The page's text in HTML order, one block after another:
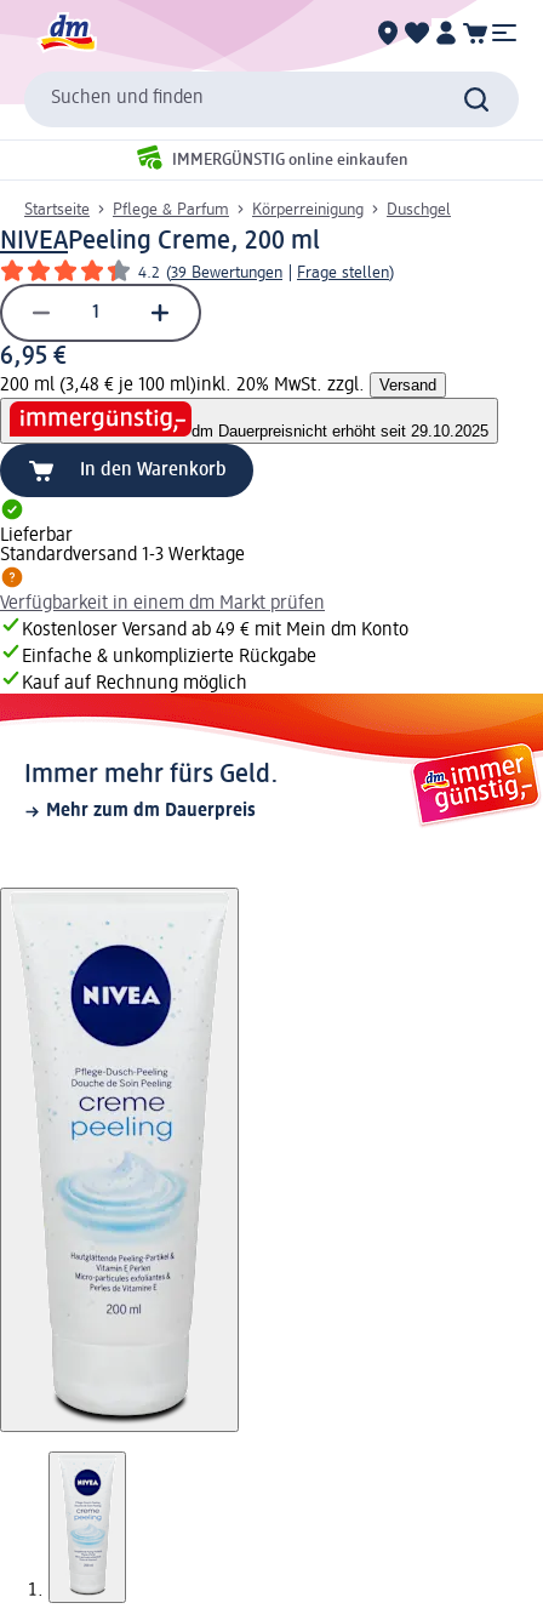
Suchen und finden
IMMERGÜNSTIG online einkaufen
Startseite Pflege & Parfum Körperreinigung Duschgel
NIVEAPeeling Creme, 200 ml
4.2 (39 Bewertungen Frage stellen)
6,95 €
200 ml (3,48 € je 100 ml)inkl. 20% MwSt. zzgl. Versand
dm Dauerpreisnicht erhöht seit 29.10.2025
In den Warenkorb
Lieferbar
Standardversand 1-3 Werktage
Verfügbarkeit in einem dm Markt prüfen
Kostenloser Versand ab 49 € mit Mein dm Konto
Einfache & unkomplizierte Rückgabe
Kauf auf Rechnung möglich
Immer mehr fürs Geld.
Mehr zum dm Dauerpreis